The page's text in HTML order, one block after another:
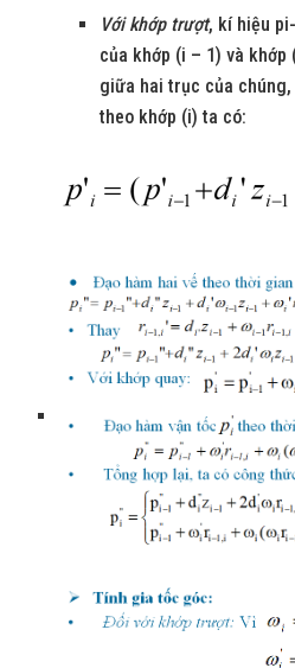
Với khớp trượt, kí hiệu
của khớp (i – 1) và
giữa hai trục của
theo khớp (i) ta có: